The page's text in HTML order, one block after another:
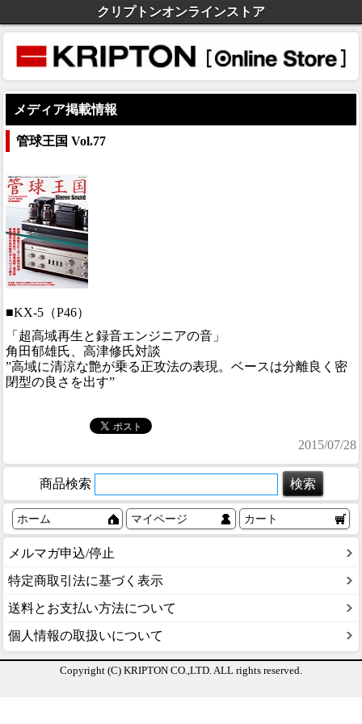
クリプトンオンラインストア
メディア掲載情報
管球王国 Vol.77
■KX-5（P46）
「超高域再生と録音エンジニアの音」
角田郁雄氏、高津修氏対談
”高域に清涼な艶が乗る正攻法の表現。ベースは分離良く密
閉型の良さを出す”
2015/07/28
商品検索
ホーム マイページ カート
メルマガ申込/停止
特定商取引法に基づく表示
送料とお支払い方法について
個人情報の取扱いについて
Copyright (C) KRIPTON CO.,LTD. ALL rights reserved.